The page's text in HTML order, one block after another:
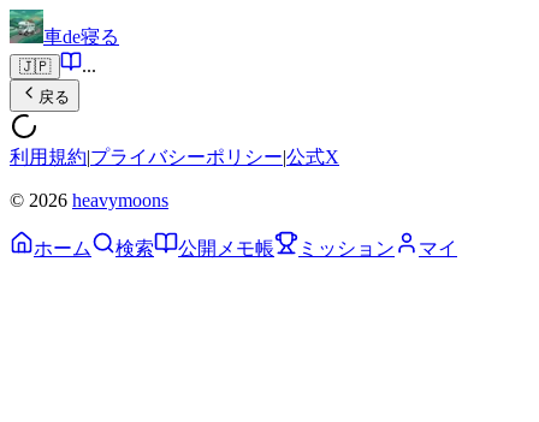
車de寝る
🇯🇵 ...
戻る
利用規約|プライバシーポリシー|公式X
© 2026 heavymoons
ホーム 検索 公開メモ帳 ミッション マイ